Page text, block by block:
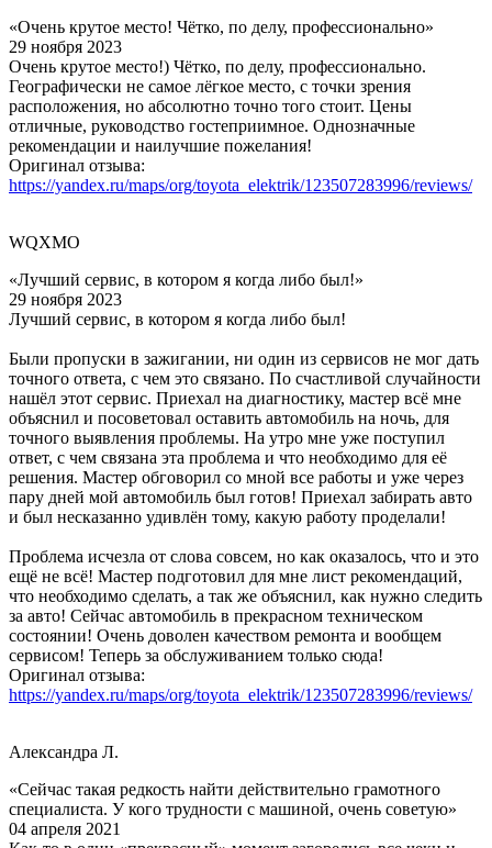
«Очень крутое место! Чётко, по делу, профессионально»
29 ноября 2023
Очень крутое место!) Чётко, по делу, профессионально.
Географически не самое лёгкое место, с точки зрения
расположения, но абсолютно точно того стоит. Цены
отличные, руководство гостеприимное. Однозначные
рекомендации и наилучшие пожелания!
Оригинал отзыва:
https://yandex.ru/maps/org/toyota_elektrik/123507283996/reviews/
WQXMO
«Лучший сервис, в котором я когда либо был!»
29 ноября 2023
Лучший сервис, в котором я когда либо был!
Были пропуски в зажигании, ни один из сервисов не мог дать
точного ответа, с чем это связано. По счастливой случайности
нашёл этот сервис. Приехал на диагностику, мастер всё мне
объяснил и посоветовал оставить автомобиль на ночь, для
точного выявления проблемы. На утро мне уже поступил
ответ, с чем связана эта проблема и что необходимо для её
решения. Мастер обговорил со мной все работы и уже через
пару дней мой автомобиль был готов! Приехал забирать авто
и был несказанно удивлён тому, какую работу проделали!
Проблема исчезла от слова совсем, но как оказалось, что и это
ещё не всё! Мастер подготовил для мне лист рекомендаций,
что необходимо сделать, а так же объяснил, как нужно следить
за авто! Сейчас автомобиль в прекрасном техническом
состоянии! Очень доволен качеством ремонта и вообщем
сервисом! Теперь за обслуживанием только сюда!
Оригинал отзыва:
https://yandex.ru/maps/org/toyota_elektrik/123507283996/reviews/
Александра Л.
«Сейчас такая редкость найти действительно грамотного
специалиста. У кого трудности с машиной, очень советую»
04 апреля 2021